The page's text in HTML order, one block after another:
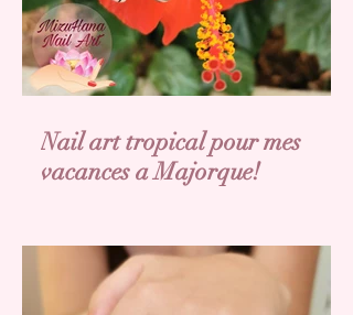
Nail art tropical pour mes
vacances a Majorque!